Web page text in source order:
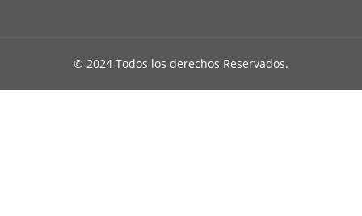
© 2024 Todos los derechos Reservados.